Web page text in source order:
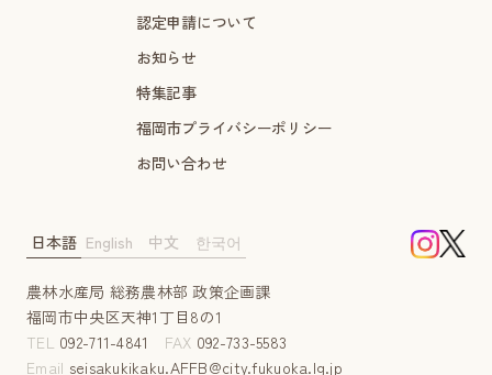
認定申請について
お知らせ
特集記事
福岡市プライバシーポリシー
お問い合わせ
農林水産局 総務農林部 政策企画課
福岡市中央区天神1丁目8の1
TEL 092-711-4841 FAX 092-733-5583
Email seisakukikaku.AFFB@city.fukuoka.lg.jp
日本語 English 中文 한국어